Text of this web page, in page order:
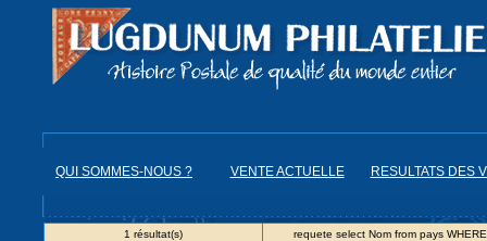
QUI SOMMES-NOUS ? VENTE ACTUELLE RESULTATS DES
1 résultat(s) requete select Nom from pays